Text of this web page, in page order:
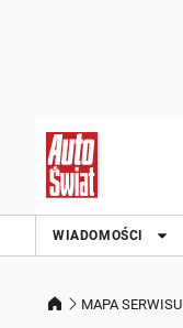
WIADOMOŚCI
MAPA SERWISU